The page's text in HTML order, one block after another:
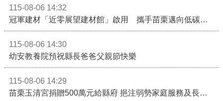
115-08-06 14:32
冠軍建材「近零展望建材館」啟用 攜手苗栗邁向低碳建築新未來
115-08-06 14:30
幼安教養院預祝縣長爸爸父親節快樂
115-08-06 14:29
苗栗玉清宮捐贈500萬元給縣府 挹注弱勢家庭服務及長照醫療資源